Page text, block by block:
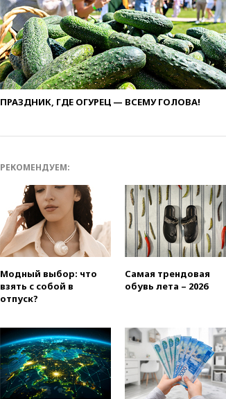
ПРАЗДНИК, ГДЕ ОГУРЕЦ — ВСЕМУ ГОЛОВА!
РЕКОМЕНДУЕМ:
Модный выбор: что
взять с собой в
отпуск?
Самая трендовая
обувь лета – 2026